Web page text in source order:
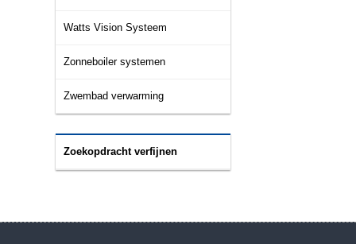
Watts Vision Systeem
Zonneboiler systemen
Zwembad verwarming
Zoekopdracht verfijnen